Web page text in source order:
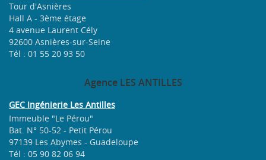
Tour d'Asnières
Hall A - 3ème étage
4 avenue Laurent Cély
92600 Asnières-sur-Seine
Tél : 01 55 20 93 50
AgenceLES ANTILLES
GEC Ingénierie Les Antilles
Immeuble "Le Pérou"
Bat. N° 50-52 - Petit Pérou
97139 Les Abymes - Guadeloupe
Tél : 05 90 82 06 94